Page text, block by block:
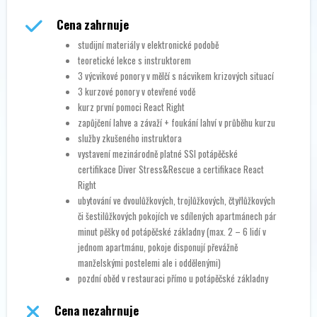
Cena zahrnuje
studijní materiály v elektronické podobě
teoretické lekce s instruktorem
3 výcvikové ponory v mělčí s nácvikem krizových situací
3 kurzové ponory v otevřené vodě
kurz první pomoci React Right
zapůjčení lahve a závaží + foukání lahví v průběhu kurzu
služby zkušeného instruktora
vystavení mezinárodně platné SSI potápěčské
certifikace Diver Stress&Rescue a certifikace React
Right
ubytování ve dvoulůžkových, trojlůžkových, čtyřlůžkových
či šestilůžkových pokojích ve sdílených apartmánech pár
minut pěšky od potápěčské základny (max. 2 – 6 lidí v
jednom apartmánu, pokoje disponují převážně
manželskými postelemi ale i oddělenými)
pozdní oběd v restauraci přímo u potápěčské základny
Cena nezahrnuje